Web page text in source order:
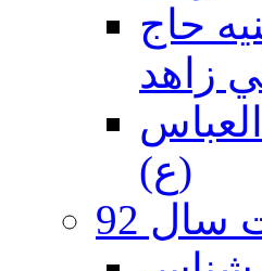
1393 - حسينيه حاج
زاهد
- محبان العباس
(ع)
92